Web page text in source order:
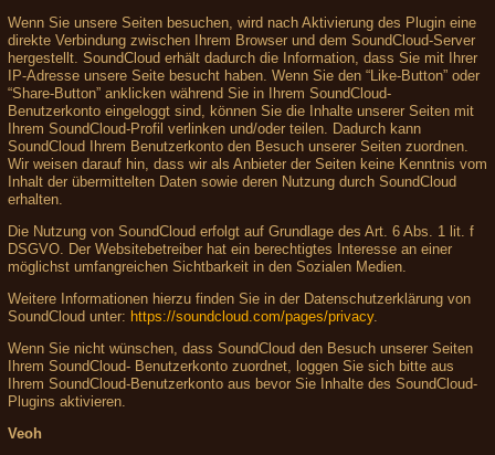
Wenn Sie unsere Seiten besuchen, wird nach Aktivierung des Plugin eine
direkte Verbindung zwischen Ihrem Browser und dem SoundCloud-Server
hergestellt. SoundCloud erhält dadurch die Information, dass Sie mit Ihrer
IP-Adresse unsere Seite besucht haben. Wenn Sie den “Like-Button” oder
“Share-Button” anklicken während Sie in Ihrem SoundCloud-
Benutzerkonto eingeloggt sind, können Sie die Inhalte unserer Seiten mit
Ihrem SoundCloud-Profil verlinken und/oder teilen. Dadurch kann
SoundCloud Ihrem Benutzerkonto den Besuch unserer Seiten zuordnen.
Wir weisen darauf hin, dass wir als Anbieter der Seiten keine Kenntnis vom
Inhalt der übermittelten Daten sowie deren Nutzung durch SoundCloud
erhalten.
Die Nutzung von SoundCloud erfolgt auf Grundlage des Art. 6 Abs. 1 lit. f
DSGVO. Der Websitebetreiber hat ein berechtigtes Interesse an einer
möglichst umfangreichen Sichtbarkeit in den Sozialen Medien.
Weitere Informationen hierzu finden Sie in der Datenschutzerklärung von
SoundCloud unter: https://soundcloud.com/pages/privacy.
Wenn Sie nicht wünschen, dass SoundCloud den Besuch unserer Seiten
Ihrem SoundCloud- Benutzerkonto zuordnet, loggen Sie sich bitte aus
Ihrem SoundCloud-Benutzerkonto aus bevor Sie Inhalte des SoundCloud-
Plugins aktivieren.
Veoh